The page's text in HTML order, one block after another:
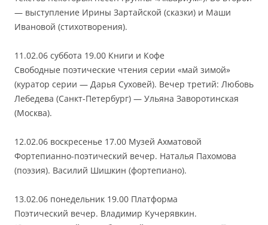
— выступление Ирины Зартайской (сказки) и Маши
Ивановой (стихотворения).
11.02.06 суббота 19.00 Книги и Кофе
Свободные поэтические чтения серии «май зимой»
(куратор серии — Дарья Суховей). Вечер третий: Любовь
Лебедева (Санкт-Петербург) — Ульяна Заворотинская
(Москва).
12.02.06 воскресенье 17.00 Музей Ахматовой
Фортепианно-поэтический вечер. Наталья Пахомова
(поэзия). Василий Шишкин (фортепиано).
13.02.06 понедельник 19.00 Платформа
Поэтический вечер. Владимир Кучерявкин.